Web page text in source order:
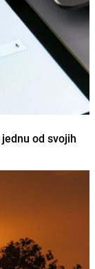
od svojih